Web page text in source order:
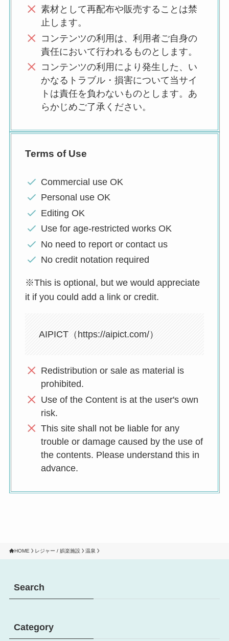
素材として再配布や販売することは禁
止します。
コンテンツの利用は、利用者ご自身の
責任において行われるものとします。
コンテンツの利用により発生した、い
かなるトラブル・損害について当サイ
トは責任を負わないものとします。あ
らかじめご了承ください。
Terms of Use
Commercial use OK
Personal use OK
Editing OK
Use for age-restricted works OK
No need to report or contact us
No credit notation required
※This is optional, but we would appreciate
it if you could add a link or credit.
AIPICT（https://aipict.com/）
Redistribution or sale as material is
prohibited.
Use of the Content is at the user's own
risk.
This site shall not be liable for any
trouble or damage caused by the use of
the contents. Please understand this in
advance.
HOME レジャー / 娯楽施設 温泉
Search
Category